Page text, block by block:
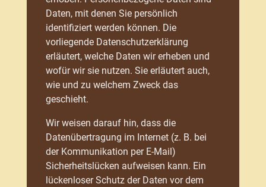
Daten, mit denen Sie persönlich
identifiziert werden können. Die
vorliegende Datenschutzerklärung
erläutert, welche Daten wir erheben und
wofür wir sie nutzen. Sie erläutert auch,
wie und zu welchem Zweck das
geschieht.
Wir weisen darauf hin, dass die
Datenübertragung im Internet (z. B. bei
der Kommunikation per E-Mail)
Sicherheitslücken aufweisen kann. Ein
lückenloser Schutz der Daten vor dem